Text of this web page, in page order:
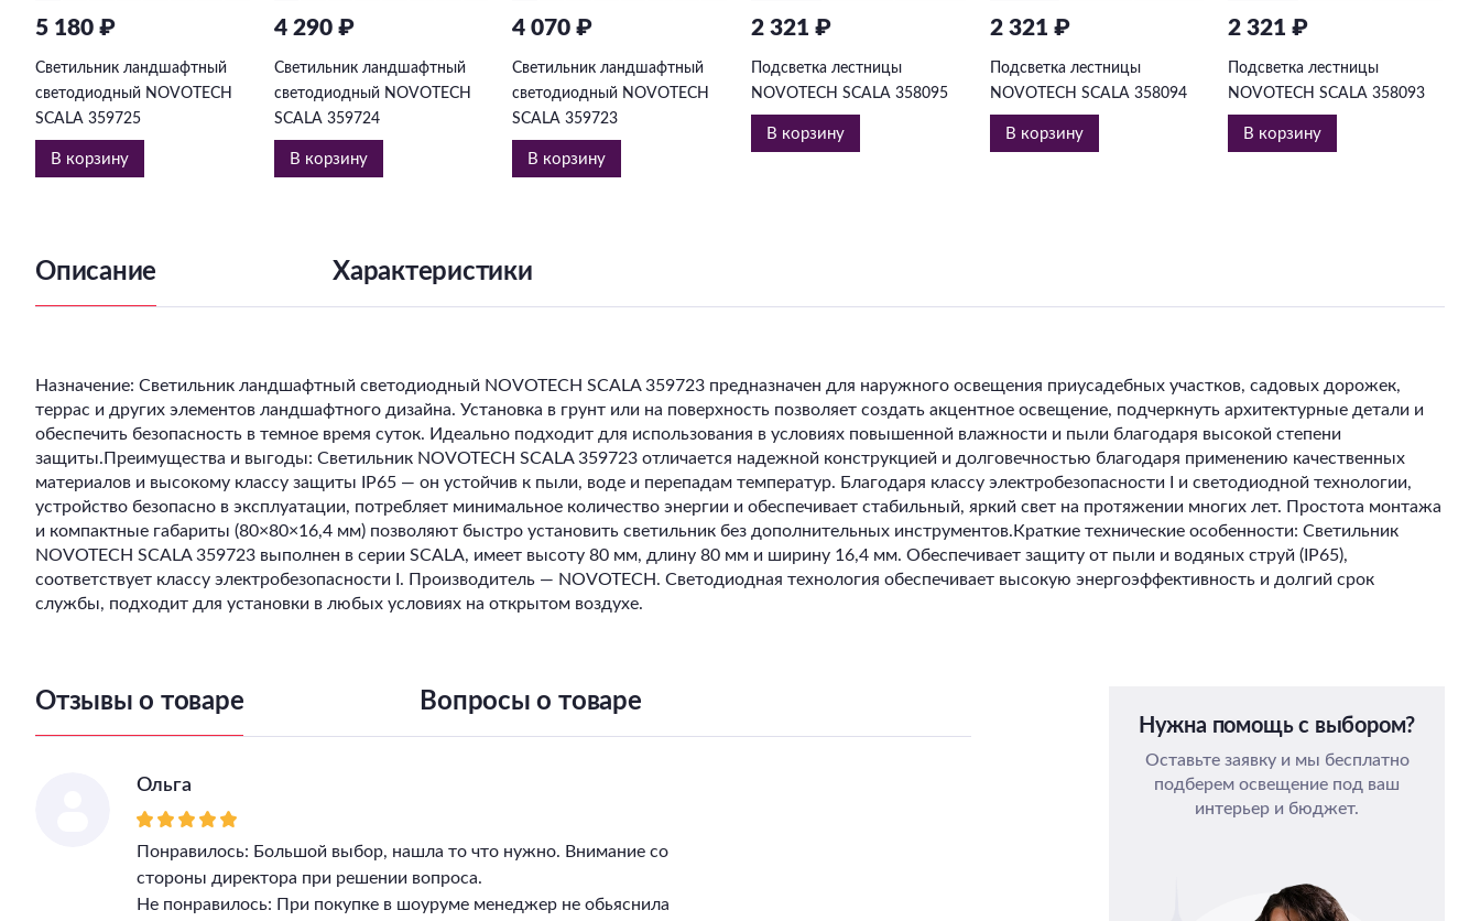
5 180 ₽
Светильник ландшафтный
светодиодный NOVOTECH
SCALA 359725
В корзину
4 290 ₽
Светильник ландшафтный
светодиодный NOVOTECH
SCALA 359724
В корзину
4 070 ₽
Светильник ландшафтный
светодиодный NOVOTECH
SCALA 359723
В корзину
2 321 ₽
Подсветка лестницы
NOVOTECH SCALA 358095
В корзину
2 321 ₽
Подсветка лестницы
NOVOTECH SCALA 358094
В корзину
2 321 ₽
Подсветка лестницы
NOVOTECH SCALA 358093
В корзину
Описание Характеристики
Назначение: Светильник ландшафтный светодиодный NOVOTECH SCALA 359723 предназначен для наружного освещения приусадебных участков, садовых дорожек,
террас и других элементов ландшафтного дизайна. Установка в грунт или на поверхность позволяет создать акцентное освещение, подчеркнуть архитектурные детали и
обеспечить безопасность в темное время суток. Идеально подходит для использования в условиях повышенной влажности и пыли благодаря высокой степени
защиты.Преимущества и выгоды: Светильник NOVOTECH SCALA 359723 отличается надежной конструкцией и долговечностью благодаря применению качественных
материалов и высокому классу защиты IP65 — он устойчив к пыли, воде и перепадам температур. Благодаря классу электробезопасности I и светодиодной технологии,
устройство безопасно в эксплуатации, потребляет минимальное количество энергии и обеспечивает стабильный, яркий свет на протяжении многих лет. Простота монтажа
и компактные габариты (80×80×16,4 мм) позволяют быстро установить светильник без дополнительных инструментов.Краткие технические особенности: Светильник
NOVOTECH SCALA 359723 выполнен в серии SCALA, имеет высоту 80 мм, длину 80 мм и ширину 16,4 мм. Обеспечивает защиту от пыли и водяных струй (IP65),
соответствует классу электробезопасности I. Производитель — NOVOTECH. Светодиодная технология обеспечивает высокую энергоэффективность и долгий срок
службы, подходит для установки в любых условиях на открытом воздухе.
Отзывы о товаре Вопросы о товаре
Ольга
Понравилось: Большой выбор, нашла то что нужно. Внимание со
стороны директора при решении вопроса.
Не понравилось: При покупке в шоуруме менеджер не обьяснила
Нужна помощь с выбором?
Оставьте заявку и мы бесплатно
подберем освещение под ваш
интерьер и бюджет.